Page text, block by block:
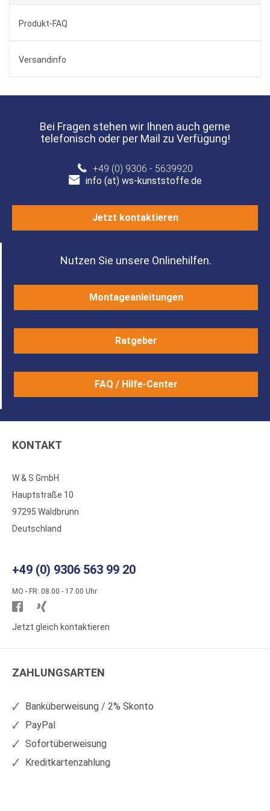
Produkt-FAQ
Versandinfo
Bei Fragen stehen wir Ihnen auch gerne
telefonisch oder per Mail zu Verfügung!
+49 (0) 9306 - 5639920
info (at) ws-kunststoffe.de
Jetzt kontaktieren
Nutzen Sie unsere Onlinehilfen.
Montageanleitungen
Ratgeber
FAQ / Hilfe-Center
KONTAKT
W & S GmbH
Hauptstraße 10
97295 Waldbrunn
Deutschland
+49 (0) 9306 563 99 20
MO - FR: 08.00 - 17.00 Uhr
Besuchen
Sie
auf
Sie
auf
Jetzt gleich kontaktieren
ZAHLUNGSARTEN
Banküberweisung / 2% Skonto
PayPal
Sofortüberweisung
Kreditkartenzahlung